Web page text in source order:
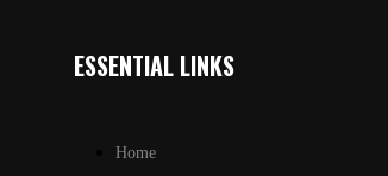
ESSENTIAL LINKS
Home